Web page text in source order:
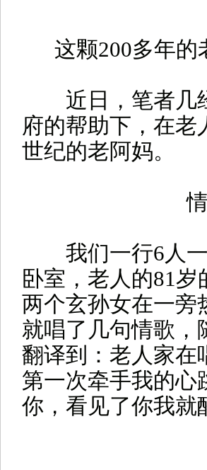
这颗200多年的
近日，笔者几
府的帮助下，在老
世纪的老阿妈。
我们一行6人一
卧室，老人的81
两个玄孙女在一旁
就唱了几句情歌，
翻译到：老人家在
第一次牵手我的心
你，看见了你我